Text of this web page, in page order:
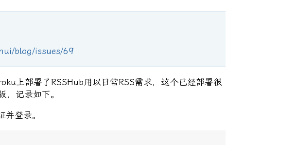
blog/issues/69
上部署了RSSHub用以日常RSS需求，这个已经部署很
记录如下。
登录。